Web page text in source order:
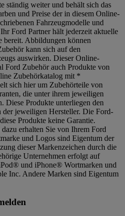
ständig weiter und behält sich das
und Preise der in diesem Online-
Fahrzeugmodelle und
Ford Partner hält jederzeit aktuelle
bereit. Abbildungen können
kann sich auf den
auswirken. Dieser Online-
Ford Zubehör auch Produkte von
Zubehörkatalog mit *
sich hier um Zubehörteile von
die unter ihrem jeweiligen
Diese Produkte unterliegen den
der jeweiligen Hersteller. Die Ford-
Produkte keine Garantie.
erhalten Sie von Ihrem Ford
und Logos sind Eigentum der
dieser Markenzeichen durch die
Unternehmen erfolgt auf
und iPhone® Wortmarken und
Inc. Andere Marken sind Eigentum